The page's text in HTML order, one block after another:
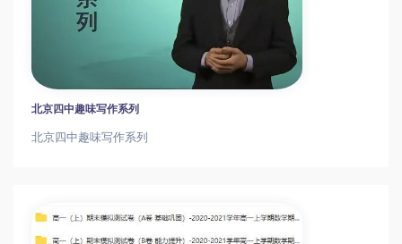
北京四中趣味写作系列
北京四中趣味写作系列